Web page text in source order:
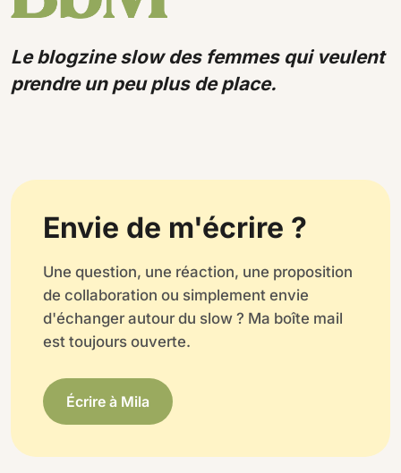
Le blogzine slow des femmes qui veulent
prendre un peu plus de place.
Envie de m'écrire ?
Une question, une réaction, une proposition
de collaboration ou simplement envie
d'échanger autour du slow ? Ma boîte mail
est toujours ouverte.
Écrire à Mila